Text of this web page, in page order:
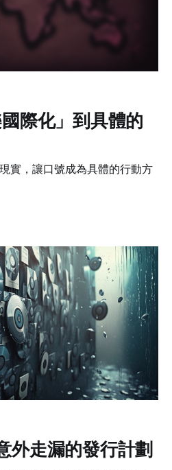
際化」到具體的
實，讓口號成為具體的行動方
外走漏的發行計劃